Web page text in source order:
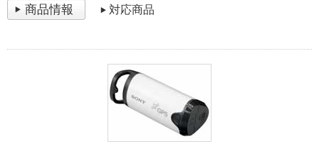
商品情報 対応商品